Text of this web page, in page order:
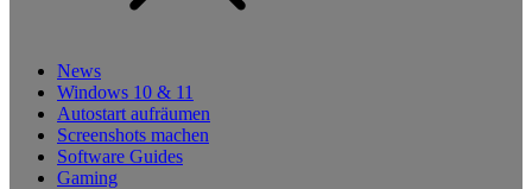
News
Windows 10 & 11
Autostart aufräumen
Screenshots machen
Software Guides
Gaming